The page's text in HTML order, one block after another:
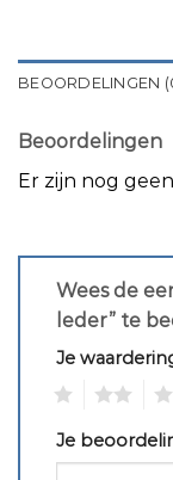
BEOORDELINGEN
Beoordelingen
Er zijn nog
Wees de
leder” te
Je
Je